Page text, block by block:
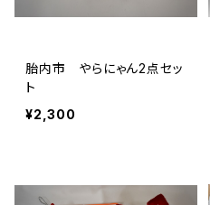
胎内市 やらにゃん2点セッ
ト
¥2,300